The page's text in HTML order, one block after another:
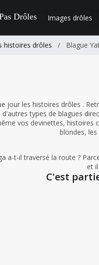
Drôles Images drôles
histoires drôles / Blague
jour les histoires drôles .
d'autres types de blagues
vos devinettes, histoires
blondes,
a-t-il traversé la route ?
et
C'est